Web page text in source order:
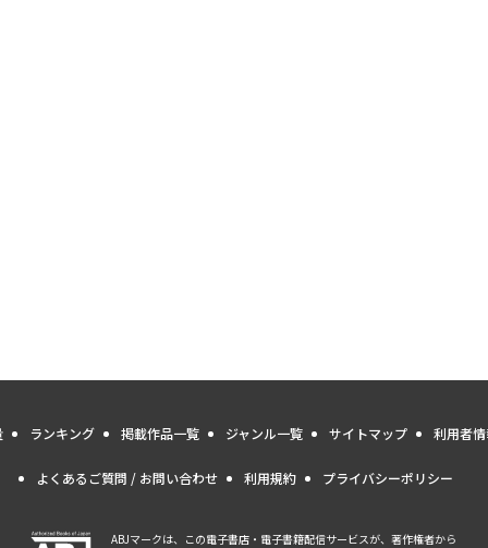
ランキング 掲載作品一覧 ジャンル一覧 サイトマップ 利用者
よくあるご質問 / お問い合わせ 利用規約 プライバシーポリシー
ABJマークは、この電子書店・電子書籍配信サービスが、著作権者から